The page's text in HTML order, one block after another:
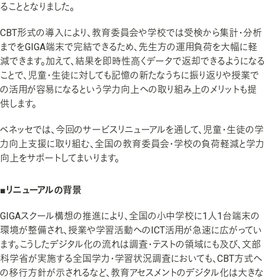
ることとなりました。
CBT形式の導入により、教育委員会や学校では受検から集計・分析
までをGIGA端末で完結できるため、先生方の運用負荷を大幅に軽
減できます。加えて、結果を即時性高くデータで返却できるようになる
ことで、児童・生徒に対しても記憶の新たなうちに振り返りや授業で
の活用が容易になるという学力向上への取り組み上のメリットも提
供します。
ベネッセでは、今回のサービスリニューアルを通して、児童・生徒の学
力向上支援に取り組む、全国の教育委員会・学校の負荷軽減と学力
向上をサポートしてまいります。
■リニューアルの背景
GIGAスクール構想の推進により、全国の小中学校に1人1台端末の
環境が整備され、授業や学習活動へのICT活用が急速に広がってい
ます。こうしたデジタル化の流れは調査・テストの領域にも及び、文部
科学省が実施する全国学力・学習状況調査においても、CBT方式へ
の移行方針が示されるなど、教育アセスメントのデジタル化は大きな